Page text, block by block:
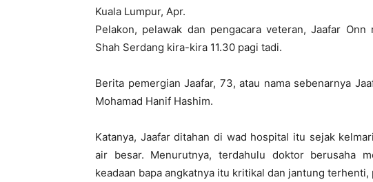
Kuala Lumpur, Apr.
Pelakon, pelawak dan pengacara veteran, Jaafar
Shah Serdang kira-kira 11.30 pagi tadi.
Berita pemergian Jaafar, 73, atau nama sebenarnya
Mohamad Hanif Hashim.
Katanya, Jaafar ditahan di wad hospital itu sejak
air besar. Menurutnya, terdahulu doktor berusaha
keadaan bapa angkatnya itu kritikal dan jantung terhenti,